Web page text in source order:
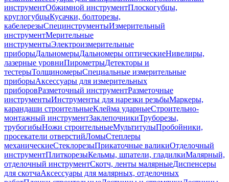
инструментОбжимной инструментПлоскогубцы,
круглогубцыКусачки, болторезы,
кабелерезыСпецинструментыИзмерительный
инструментМерительные
инструментыЭлектроизмерительные
приборыДальномерыДальномеры оптическиеНивелиры,
лазерные уровниПирометрыДетекторы и
тестерыТолщиномерыСпециальные измерительные
приборыАксессуары для измерительных
приборовРазметочный инструментРазметочные
инструментыИнструменты для нарезки резьбыМаркеры,
карандаши строительныеКлейма ударныеСтроительно-
монтажный инструментЗаклепочникиТруборезы,
трубогибыНожи строительныеМультитулыПробойники,
просекатели отверстийЛомыСтеплеры
механическиеСтеклорезыПрикаточные валикиОтделочный
инструментПлиткорезыКельмы, шпатели, гладилкиМалярный,
отделочный инструментСкотч, ленты малярныеДиспенсеры
для скотчаАксессуары для малярных, отделочных